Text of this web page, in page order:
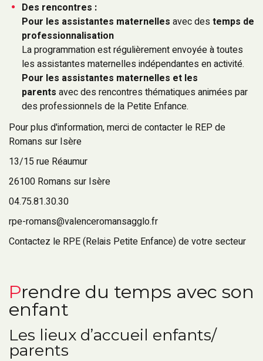
Des rencontres :
Pour les assistantes maternelles avec des temps de
professionnalisation
La programmation est régulièrement envoyée à toutes
les assistantes maternelles indépendantes en activité.
Pour les assistantes maternelles et les
parents avec des rencontres thématiques animées par
des professionnels de la Petite Enfance.
Pour plus d'information, merci de contacter le REP de
Romans sur Isère
13/15 rue Réaumur
26100 Romans sur Isère
04.75.81.30.30
rpe-romans@valenceromansagglo.fr
Contactez le RPE (Relais Petite Enfance) de votre secteur
Prendre du temps avec son
enfant
Les lieux d’accueil enfants/
parents